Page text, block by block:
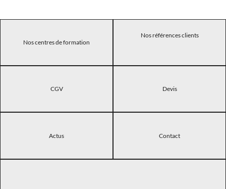
Nos centres de formation
Nos références clients
CGV Devis
Actus Contact